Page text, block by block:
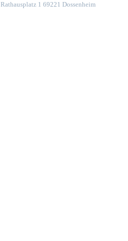
Rathausplatz 1 69221 Dossenheim